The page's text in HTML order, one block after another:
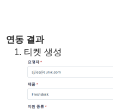
연동 결과
티켓 생성